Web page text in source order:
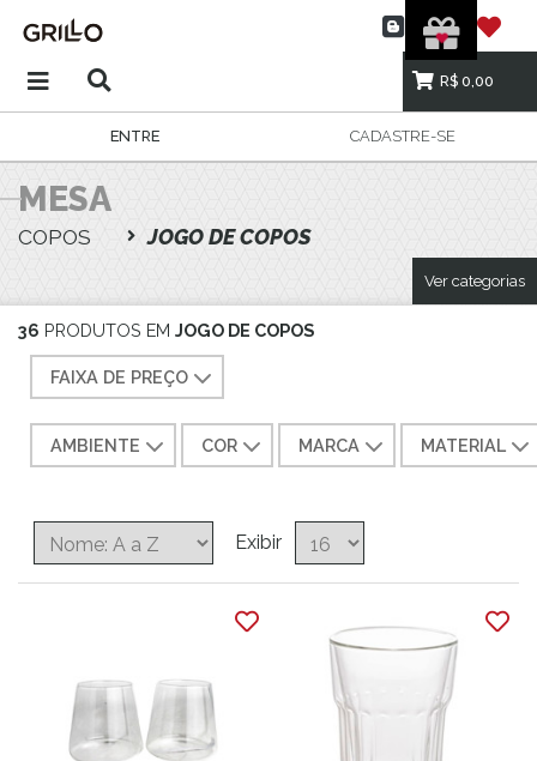
R$ 0,00
ENTRE CADASTRE-SE
MESA
COPOS JOGO DE COPOS
Ver categorias
36 PRODUTOS EM JOGO DE COPOS
FAIXA DE PREÇO
AMBIENTE COR MARCA MATERIAL
Exibir